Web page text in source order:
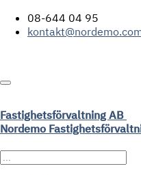
08-644 04 95
Fastighetsförvaltning AB
Nordemo